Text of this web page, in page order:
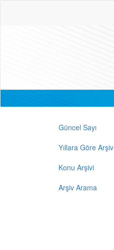
Güncel Sayı
Yıllara Göre Arşiv
Konu Arşivi
Arşiv Arama